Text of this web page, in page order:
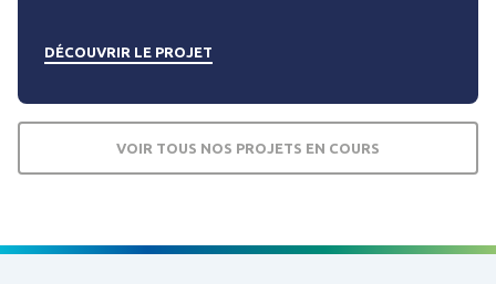
DÉCOUVRIR LE PROJET
VOIR TOUS NOS PROJETS EN COURS